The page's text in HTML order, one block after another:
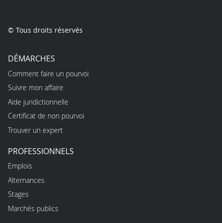
© Tous droits réservés
DÉMARCHES
Comment faire un pourvoi
Suivre mon affaire
Aide juridictionnelle
Certificat de non pourvoi
Trouver un expert
PROFESSIONNELS
Emplois
Alternances
Stages
Marchés publics